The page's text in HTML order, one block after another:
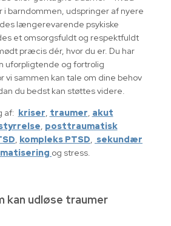
i barndommen, udspringer af nyere
længerevarende psykiske
et omsorgsfuldt og respektfuldt
præcis dér, hvor du er. Du har
uforpligtende og fortrolig
vi sammen kan tale om dine behov
du bedst kan støttes videre.
af: kriser, traumer, akut
, posttraumatisk
, kompleks PTSD, sekundær
og stress.
kan udløse traumer